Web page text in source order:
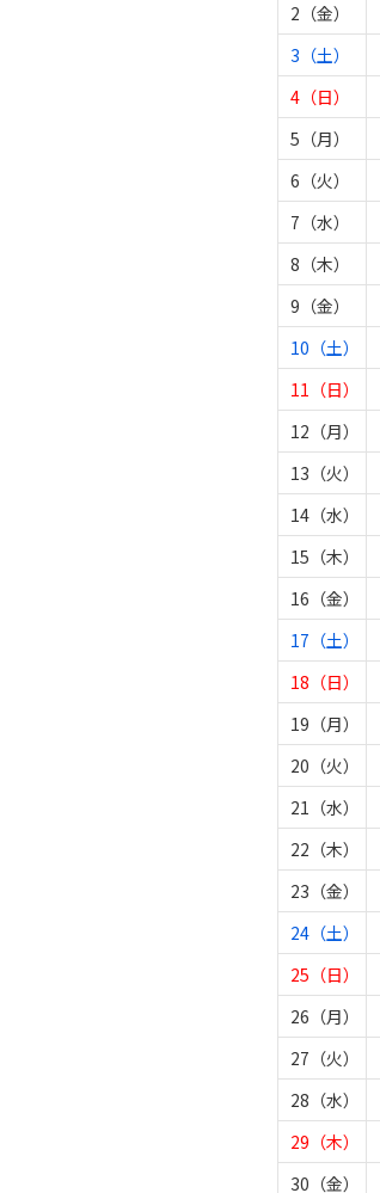
2（金）
3（土）
4（日）
5（月）
6（火）
7（水）
8（木）
9（金）
10（土）
11（日）
12（月）
13（火）
14（水）
15（木）
16（金）
17（土）
18（日）
19（月）
20（火）
21（水）
22（木）
23（金）
24（土）
25（日）
26（月）
27（火）
28（水）
29（木）
30（金）